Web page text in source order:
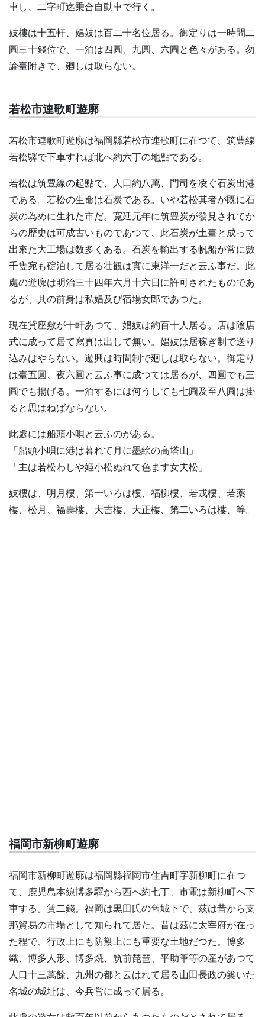
車し、二字町迄乗合自動車で行く。
妓樓は十五軒、娼妓は百二十名位居る。御定りは一時間二
圓三十錢位で、一泊は四圓、九圓、六圓と色々がある。勿
論臺附きで、廻しは取らない。
若松市連歌町遊廓
若松市連歌町遊廓は福岡縣若松市連歌町に在つて、筑豊線
若松驛で下車すれば北へ約六丁の地點である。
若松は筑豊線の起點で、人口約八萬、門司を凌ぐ石炭出港
である。若松の生命は石炭である。いや若松其者が既に石
炭の為めに生れた市だ。寛延元年に筑豊炭が發見されてか
らの歴史は可成古いものであつて、此石炭が土臺と成って
出來た大工場は数多くある。石炭を輸出する帆船が常に數
千隻宛も碇泊して居る壮観は實に東洋一だと云ふ事だ。此
處の遊廓は明治三十四年六月十六日に許可されたものであ
るが、其の前身は私娼及び宿場女郎であつた。
現在貸座敷が十軒あつて、娼妓は約百十人居る。店は陰店
式に成って居て寫真は出して無い。娼妓は居稼ぎ制で送り
込みはやらない。遊興は時間制で廻しは取らない。御定り
は臺五圓、夜六圓と云ふ事に成つては居るが、四圓でも三
圓でも揚げる。一泊するには何うしても七圓及至八圓は掛
ると思はねばならない。
此處には船頭小唄と云ふのがある。
「船頭小唄に港は暮れて月に墨絵の高塔山」
「主は若松わしや姫小松ぬれて色ます女夫松」
妓樓は、明月樓、第一いろは樓、福柳樓、若戎樓、若薬
樓、松月、福壽樓、大吉樓、大正樓、第二いろは樓、等。
福岡市新柳町遊廓
福岡市新柳町遊廓は福岡縣福岡市住吉町字新柳町に在つ
て、鹿児島本線博多驛から西へ約七丁、市電は新柳町へ下
車する。賃二錢。福岡は黒田氏の舊城下で、茲は昔から支
那貿易の市場として知られて居た。昔は茲に太宰府が在っ
た程で、行政上にも防禦上にも重要な土地だつた。博多
織、博多人形、博多焼、筑前琵琶、平助筆等の産があつて
人口十三萬餘、九州の都と云はれて居る山田長政の築いた
名城の城址は、今兵営に成って居る。